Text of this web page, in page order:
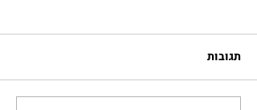
תגובות